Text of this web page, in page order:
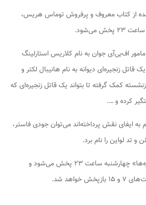
از کتاب معروف و پرفروش توماس هریس،
اف‌بی‌آی جوان به نام کلاریس استارلینگ
زنجیره‌ای دیوانه به نام هانیبال لکتر و
کمک گرفته تا بتواند یک قاتل زنجیره‌ای که
کرده و ….
به ایفای نقش پرداخته‌اند می‌توان جودی فاستر،
و تد لواین را نام برد.
فیلم سینمایی «سکوت بره‌ها» چهارشنبه ساعت ۲۳ پخش می‌شود و